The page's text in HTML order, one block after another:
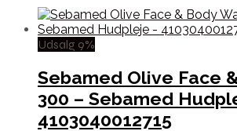
Udsalg 9%
Sebamed Olive Face
300 – Sebamed
4103040012715